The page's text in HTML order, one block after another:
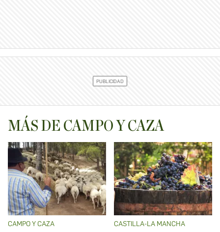
MÁS DE CAMPO Y CAZA
CAMPO Y CAZA CASTILLA-LA MANCHA